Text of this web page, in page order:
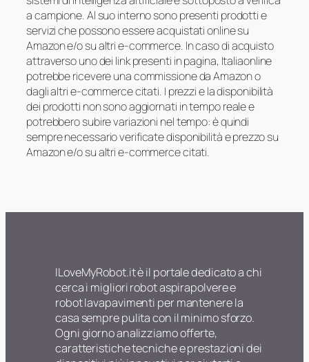
a campione. Al suo interno sono presenti prodotti e
servizi che possono essere acquistati online su
Amazon e/o su altri e-commerce. In caso di acquisto
attraverso uno dei link presenti in pagina, Italiaonline
potrebbe ricevere una commissione da Amazon o
dagli altri e-commerce citati. I prezzi e la disponibilità
dei prodotti non sono aggiornati in tempo reale e
potrebbero subire variazioni nel tempo: è quindi
sempre necessario verificate disponibilità e prezzo su
Amazon e/o su altri e-commerce citati.
ILoveMyRobot.it è il portale dedicato a chi
cerca i migliori robot aspirapolvere e
robot lavapavimenti per mantenere la
casa sempre pulita con il minimo sforzo.
Ogni giorno analizziamo offerte,
caratteristiche tecniche e prestazioni dei